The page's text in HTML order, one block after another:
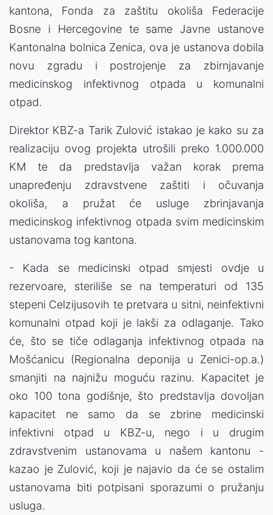
kantona, Fonda za zaštitu okoliša Federacije
Bosne i Hercegovine te same Javne ustanove
Kantonalna bolnica Zenica, ova je ustanova dobila
novu zgradu i postrojenje za zbirnjavanje
medicinskog infektivnog otpada u komunalni
otpad.
Direktor KBZ-a Tarik Zulović istakao je kako su za
realizaciju ovog projekta utrošili preko 1.000.000
KM te da predstavlja važan korak prema
unapređenju zdravstvene zaštiti i očuvanja
okoliša, a pružat će usluge zbrinjavanja
medicinskog infektivnog otpada svim medicinskim
ustanovama tog kantona.
- Kada se medicinski otpad smjesti ovdje u
rezervoare, steriliše se na temperaturi od 135
stepeni Celzijusovih te pretvara u sitni, neinfektivni
komunalni otpad koji je lakši za odlaganje. Tako
će, što se tiče odlaganja infektivnog otpada na
Mošćanicu (Regionalna deponija u Zenici-op.a.)
smanjiti na najnižu moguću razinu. Kapacitet je
oko 100 tona godišnje, što predstavlja dovoljan
kapacitet ne samo da se zbrine medicinski
infektivni otpad u KBZ-u, nego i u drugim
zdravstvenim ustanovama u našem kantonu -
kazao je Zulović, koji je najavio da će se ostalim
ustanovama biti potpisani sporazumi o pružanju
usluga.